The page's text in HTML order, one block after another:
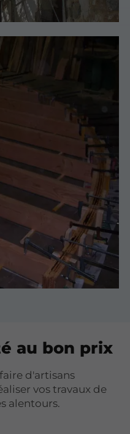
au bon prix
d'artisans
vos travaux de
alentours.